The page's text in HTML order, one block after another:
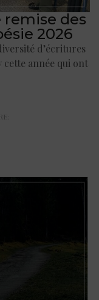
remise des
2026
d’écritures
année qui ont